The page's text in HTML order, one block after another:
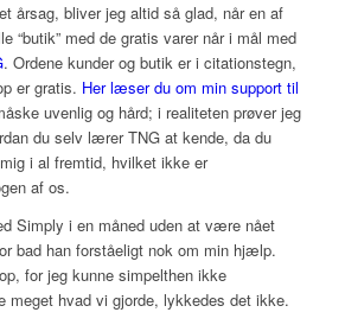
årsag, bliver jeg altid så glad, når en af
“butik” med de gratis varer når i mål med
. Ordene kunder og butik er i citationstegn,
er gratis. Her læser du om min support til
uvenlig og hård; i realiteten prøver jeg
du selv lærer TNG at kende, da du
i al fremtid, hvilket ikke er
af os.
Simply i en måned uden at være nået
bad han forståeligt nok om min hjælp.
for jeg kunne simpelthen ikke
meget hvad vi gjorde, lykkedes det ikke.